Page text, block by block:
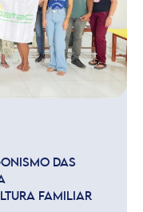
DAS
FAMILIAR